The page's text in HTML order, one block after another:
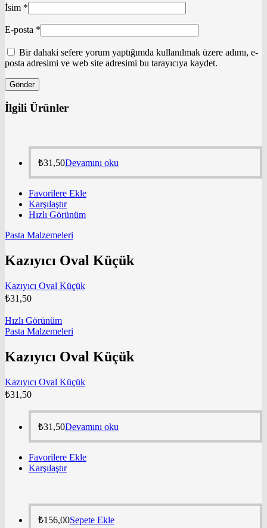
İsim *
E-posta *
Bir dahaki sefere yorum yaptığımda kullanılmak üzere adımı, e-
posta adresimi ve web site adresimi bu tarayıcıya kaydet.
İlgili Ürünler
₺31,50Devamını oku
Favorilere Ekle
Karşılaştır
Hızlı Görünüm
Pasta Malzemeleri
Kazıyıcı Oval Küçük
Kazıyıcı Oval Küçük
₺31,50
Hızlı Görünüm
Pasta Malzemeleri
Kazıyıcı Oval Küçük
Kazıyıcı Oval Küçük
₺31,50
₺31,50Devamını oku
Favorilere Ekle
Karşılaştır
₺156,00Sepete Ekle